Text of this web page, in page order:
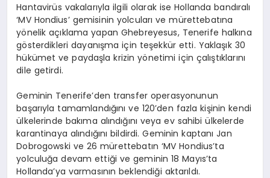
Hantavirüs vakalarıyla ilgili olarak ise Hollanda bandıralı
‘MV Hondius’ gemisinin yolcuları ve mürettebatına
yönelik açıklama yapan Ghebreyesus, Tenerife halkına
gösterdikleri dayanışma için teşekkür etti. Yaklaşık 30
hükümet ve paydaşla krizin yönetimi için çalıştıklarını
dile getirdi.
Geminin Tenerife’den transfer operasyonunun
başarıyla tamamlandığını ve 120’den fazla kişinin kendi
ülkelerinde bakıma alındığını veya ev sahibi ülkelerde
karantinaya alındığını bildirdi. Geminin kaptanı Jan
Dobrogowski ve 26 mürettebatın ‘MV Hondius’ta
yolculuğa devam ettiği ve geminin 18 Mayıs’ta
Hollanda’ya varmasının beklendiği aktarıldı.